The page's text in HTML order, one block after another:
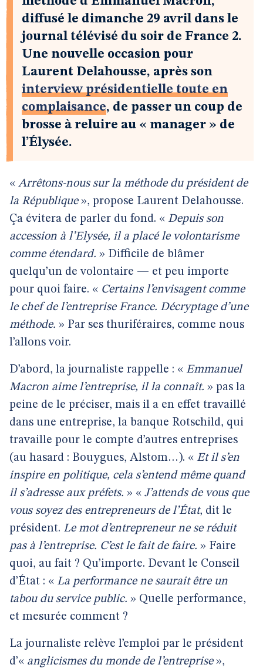
diffusé le dimanche 29 avril dans le
journal télévisé du soir de France 2.
Une nouvelle occasion pour
Laurent Delahousse, après son
interview présidentielle toute en
complaisance, de passer un coup de
brosse à reluire au « manager » de
l’Élysée.
« Arrêtons-nous sur la méthode du président de
la République», propose Laurent Delahousse.
Ça évitera de parler du fond. « Depuis son
accession à l’Elysée, il a placé le volontarisme
comme étendard. » Difficile de blâmer
quelqu’un de volontaire — et peu importe
pour quoi faire. « Certains l’envisagent comme
le chef de l’entreprise France. Décryptage d’une
méthode. » Par ses thuriféraires, comme nous
l’allons voir.
D’abord, la journaliste rappelle : « Emmanuel
Macron aime l’entreprise, il la connaît. » pas la
peine de le préciser, mais il a en effet travaillé
dans une entreprise, la banque Rotschild, qui
travaille pour le compte d’autres entreprises
(au hasard : Bouygues, Alstom…). « Et il s’en
inspire en politique, cela s’entend même quand
il s’adresse aux préfets. » « J’attends de vous que
vous soyez des entrepreneurs de l’État, dit le
président. Le mot d’entrepreneur ne se réduit
pas à l’entreprise. C’est le fait de faire. » Faire
quoi, au fait ? Qu’importe. Devant le Conseil
d’État : « La performance ne saurait être un
tabou du service public. » Quelle performance,
et mesurée comment ?
La journaliste relève l’emploi par le président
d’« anglicismes du monde de l’entreprise»,